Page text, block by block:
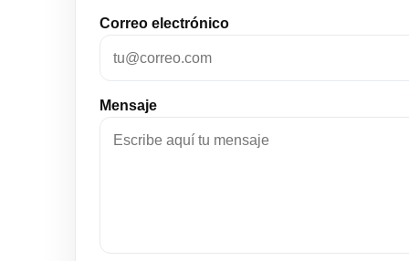
Correo electrónico
Mensaje